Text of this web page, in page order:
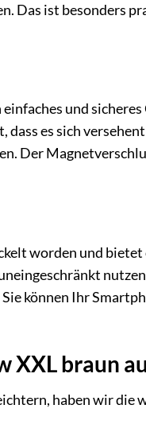
Das ist besonders
und
es sich
Der
worden und
können Ihr
XXL braun
haben wir die